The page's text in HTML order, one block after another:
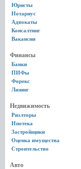
Юристы
Нотариус
Адвокаты
Консалтинг
Вакансии
Финансы
Банки
ПИФы
Форекс
Лизинг
Недвижимость
Риэлторы
Ипотека
Застройщики
Оценка имущества
Строительство
Авто